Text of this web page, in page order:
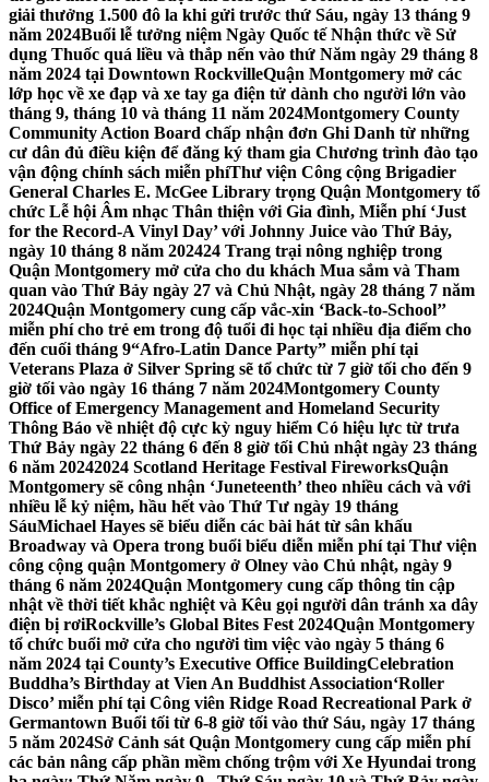
giải thưởng 1.500 đô la khi gửi trước thứ Sáu, ngày 13 tháng 9
năm 2024Buổi lễ tưởng niệm Ngày Quốc tế Nhận thức về Sử
dụng Thuốc quá liều và thắp nến vào thứ Năm ngày 29 tháng 8
năm 2024 tại Downtown RockvilleQuận Montgomery mở các
lớp học về xe đạp và xe tay ga điện tử dành cho người lớn vào
tháng 9, tháng 10 và tháng 11 năm 2024Montgomery County
Community Action Board chấp nhận đơn Ghi Danh từ những
cư dân đủ điều kiện để đăng ký tham gia Chương trình đào tạo
vận động chính sách miễn phíThư viện Công cộng Brigadier
General Charles E. McGee Library trọng Quận Montgomery tổ
chức Lễ hội Âm nhạc Thân thiện với Gia đình, Miễn phí ‘Just
for the Record-A Vinyl Day’ với Johnny Juice vào Thứ Bảy,
ngày 10 tháng 8 năm 202424 Trang trại nông nghiệp trong
Quận Montgomery mở cửa cho du khách Mua sắm và Tham
quan vào Thứ Bảy ngày 27 và Chủ Nhật, ngày 28 tháng 7 năm
2024Quận Montgomery cung cấp vắc-xin ‘Back-to-School’’
miễn phí cho trẻ em trong độ tuổi đi học tại nhiều địa điểm cho
đến cuối tháng 9“Afro-Latin Dance Party” miễn phí tại
Veterans Plaza ở Silver Spring sẽ tổ chức từ 7 giờ tối cho đến 9
giờ tối vào ngày 16 tháng 7 năm 2024Montgomery County
Office of Emergency Management and Homeland Security
Thông Báo về nhiệt độ cực kỳ nguy hiểm Có hiệu lực từ trưa
Thứ Bảy ngày 22 tháng 6 đến 8 giờ tối Chủ nhật ngày 23 tháng
6 năm 20242024 Scotland Heritage Festival FireworksQuận
Montgomery sẽ công nhận ‘Juneteenth’ theo nhiều cách và với
nhiều lễ kỷ niệm, hầu hết vào Thứ Tư ngày 19 tháng
SáuMichael Hayes sẽ biểu diễn các bài hát từ sân khấu
Broadway và Opera trong buổi biểu diễn miễn phí tại Thư viện
công cộng quận Montgomery ở Olney vào Chủ nhật, ngày 9
tháng 6 năm 2024Quận Montgomery cung cấp thông tin cập
nhật về thời tiết khắc nghiệt và Kêu gọi người dân tránh xa dây
điện bị rơiRockville’s Global Bites Fest 2024Quận Montgomery
tổ chức buổi mở cửa cho người tìm việc vào ngày 5 tháng 6
năm 2024 tại County’s Executive Office BuildingCelebration
Buddha’s Birthday at Vien An Buddhist Association‘Roller
Disco’ miễn phí tại Công viên Ridge Road Recreational Park ở
Germantown Buổi tối từ 6-8 giờ tối vào thứ Sáu, ngày 17 tháng
5 năm 2024Sở Cảnh sát Quận Montgomery cung cấp miễn phí
các bản nâng cấp phần mềm chống trộm với Xe Hyundai trong